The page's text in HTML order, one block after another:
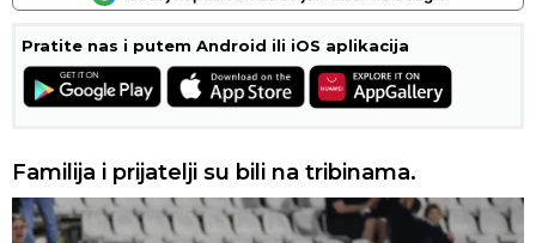
Pratite nas i putem Android ili iOS aplikacija
Familija i prijatelji su bili na tribinama.